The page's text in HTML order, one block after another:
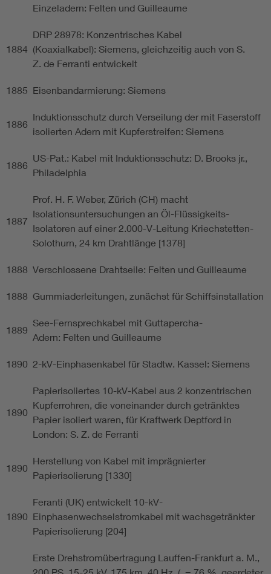
Einzeladern: Felten und Guilleaume
1884
DRP 28978: Konzentrisches Kabel
(Koaxialkabel): Siemens, gleichzeitig auch von S.
Z. de Ferranti entwickelt
1885 Eisenbandarmierung: Siemens
1886
Induktionsschutz durch Verseilung der mit Faserstoff
isolierten Adern mit Kupferstreifen: Siemens
1886
US-Pat.: Kabel mit Induktionsschutz: D. Brooks jr.,
Philadelphia
1887
Prof. H. F. Weber, Zürich (CH) macht
Isolationsuntersuchungen an Öl-Flüssigkeits-
Isolatoren auf einer 2.000-V-Leitung Kriechstetten-
Solothurn, 24 km Drahtlänge [1378]
1888 Verschlossene Drahtseile: Felten und Guilleaume
1888 Gummiaderleitungen, zunächst für Schiffsinstallation
1889
See-Fernsprechkabel mit Guttapercha-
Adern: Felten und Guilleaume
1890 2-kV-Einphasenkabel für Stadtw. Kassel: Siemens
1890
Papierisoliertes 10-kV-Kabel aus 2 konzentrischen
Kupferrohren, die voneinander durch getränktes
Papier isoliert waren, für Kraftwerk Deptford in
London: S. Z. de Ferranti
1890
Herstellung von Kabel mit imprägnierter
Papierisolierung [1330]
1890
Feranti (UK) entwickelt 10-kV-
Einphasenwechselstromkabel mit wachsgetränkter
Papierisolierung [204]
Erste Drehstromübertragung Lauffen-Frankfurt a. M.,